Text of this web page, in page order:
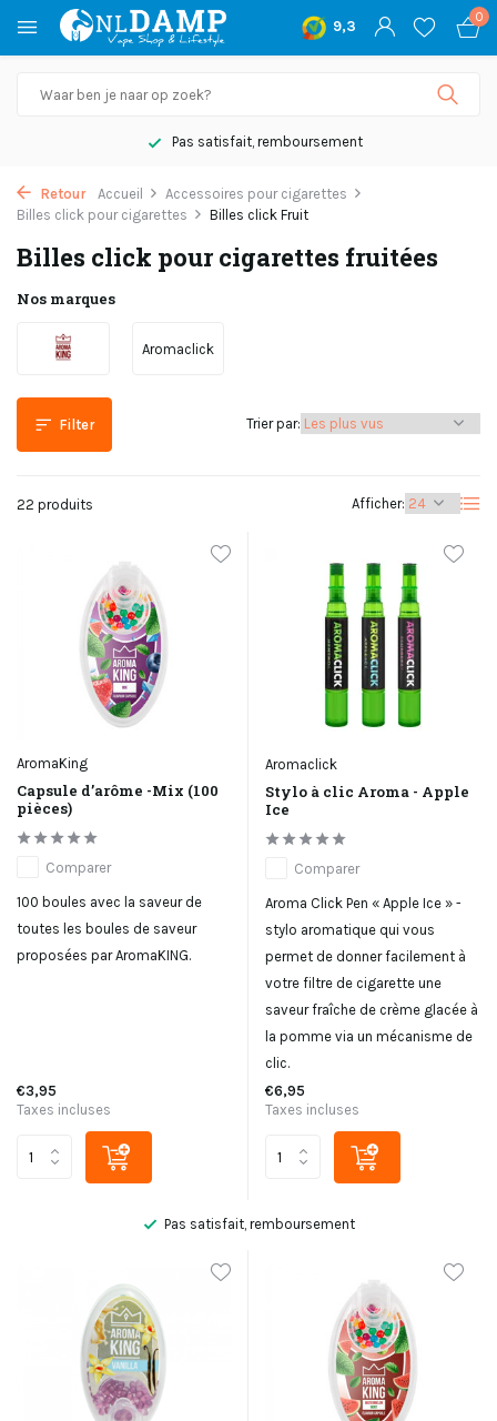
9,3
0
Pas satisfait, remboursement
Retour Accueil
Accessoires pour cigarettes
Billes click pour cigarettes
Billes click Fruit
Billes click pour cigarettes fruitées
Nos marques
Aromaclick
Filter
22 produits Afficher:
Trier par:
AromaKing
Capsule d’arôme -Mix (100
pièces)
Comparer
100 boules avec la saveur de
toutes les boules de saveur
proposées par AromaKING.
€3,95
Taxes incluses
Aromaclick
Stylo à clic Aroma - Apple
Ice
Comparer
Aroma Click Pen « Apple Ice » -
stylo aromatique qui vous
permet de donner facilement à
votre filtre de cigarette une
saveur fraîche de crème glacée à
la pomme via un mécanisme de
clic.
€6,95
Taxes incluses
Pas satisfait, remboursement